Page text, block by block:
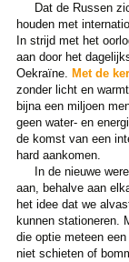
Dat de Russen
houden met
In strijd met het
aan door het
Oekraïne. Met de
zonder licht en
bijna een miljoen
geen water- en
de komst van een
hard aankomen.
In de nieuwe
aan, behalve aan
het idee dat we
kunnen stationeren.
die optie meteen
niet schieten of